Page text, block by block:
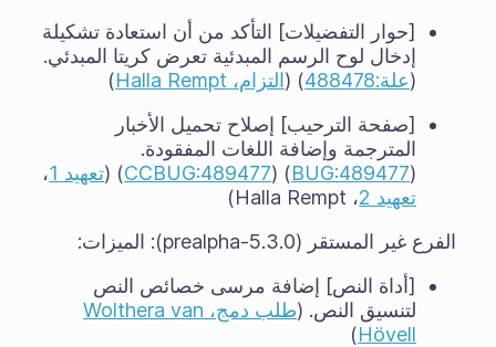
[حوار التفضيلات] التأكد من أن استعادة تشكيلة
إدخال لوح الرسم المبدئية تعرض كريتا المبدئي.
(علة:488478 ) (التزام، Halla Rempt
)
[صفحة الترحيب] إصلاح تحميل الأخبار
المترجمة وإضافة اللغات المفقودة.
(
BUG:489477
) (
CCBUG:489477
) (تعهيد 1
،
تعهيد 2
، Halla Rempt)
الفرع غير المستقر (5.3.0-prealpha): الميزات:
[أداة النص] إضافة مرسى خصائص النص
لتنسيق النص. (
طلب دمج، Wolthera van
Hövell
)